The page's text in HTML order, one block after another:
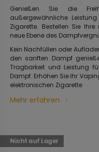
Genießen Sie die
außergewöhnliche
Zigarette. Bestellen Sie
neue Ebene des
Kein Nachfüllen oder
den sanften Dampf
Tragbarkeit und Leistung
Dampf. Erhöhen Sie Ihr
elektronischen Zigarette.
Mehr erfahren
Nicht auf Lager